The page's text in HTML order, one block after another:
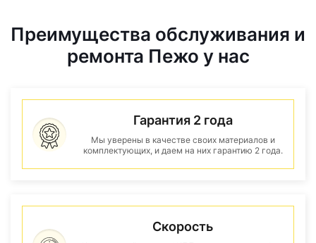
Преимущества обслуживания и
ремонта Пежо у нас
Гарантия 2 года
Мы уверены в качестве своих материалов и
комплектующих, и даем на них гарантию 2 года.
Скорость